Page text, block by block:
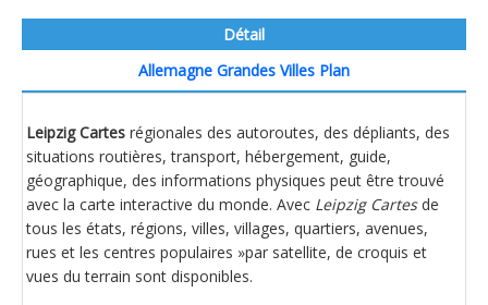
Détail
Allemagne Grandes Villes Plan
Leipzig Cartes régionales des autoroutes, des dépliants, des
situations routières, transport, hébergement, guide,
géographique, des informations physiques peut être trouvé
avec la carte interactive du monde. Avec Leipzig Cartesde
tous les états, régions, villes, villages, quartiers, avenues,
rues et les centres populaires »par satellite, de croquis et
vues du terrain sont disponibles.